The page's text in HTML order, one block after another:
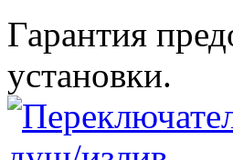
Гарантия
установки.